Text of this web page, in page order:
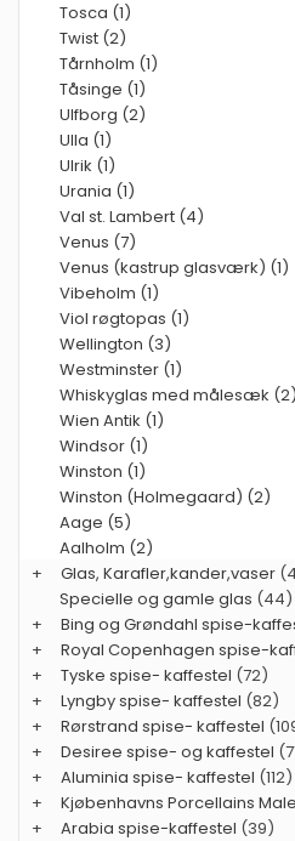
Tosca (1)
Twist (2)
Tårnholm (1)
Tåsinge (1)
Ulfborg (2)
Ulla (1)
Ulrik (1)
Urania (1)
Val st. Lambert (4)
Venus (7)
Venus (kastrup glasværk) (1)
Vibeholm (1)
Viol røgtopas (1)
Wellington (3)
Westminster (1)
Whiskyglas med målesæk (2)
Wien Antik (1)
Windsor (1)
Winston (1)
Winston (Holmegaard) (2)
Aage (5)
Aalholm (2)
+
Glas, Karafler,kander,vaser
Specielle og gamle glas (44)
+
Bing og Grøndahl spise-
+
Royal Copenhagen spise-
+
Tyske spise- kaffestel (72)
+
Lyngby spise- kaffestel (82)
+
Rørstrand spise- kaffestel
+
Desiree spise- og kaffestel
+
Aluminia spise- kaffestel (112)
+
Kjøbenhavns Porcellains
+
Arabia spise-kaffestel (39)